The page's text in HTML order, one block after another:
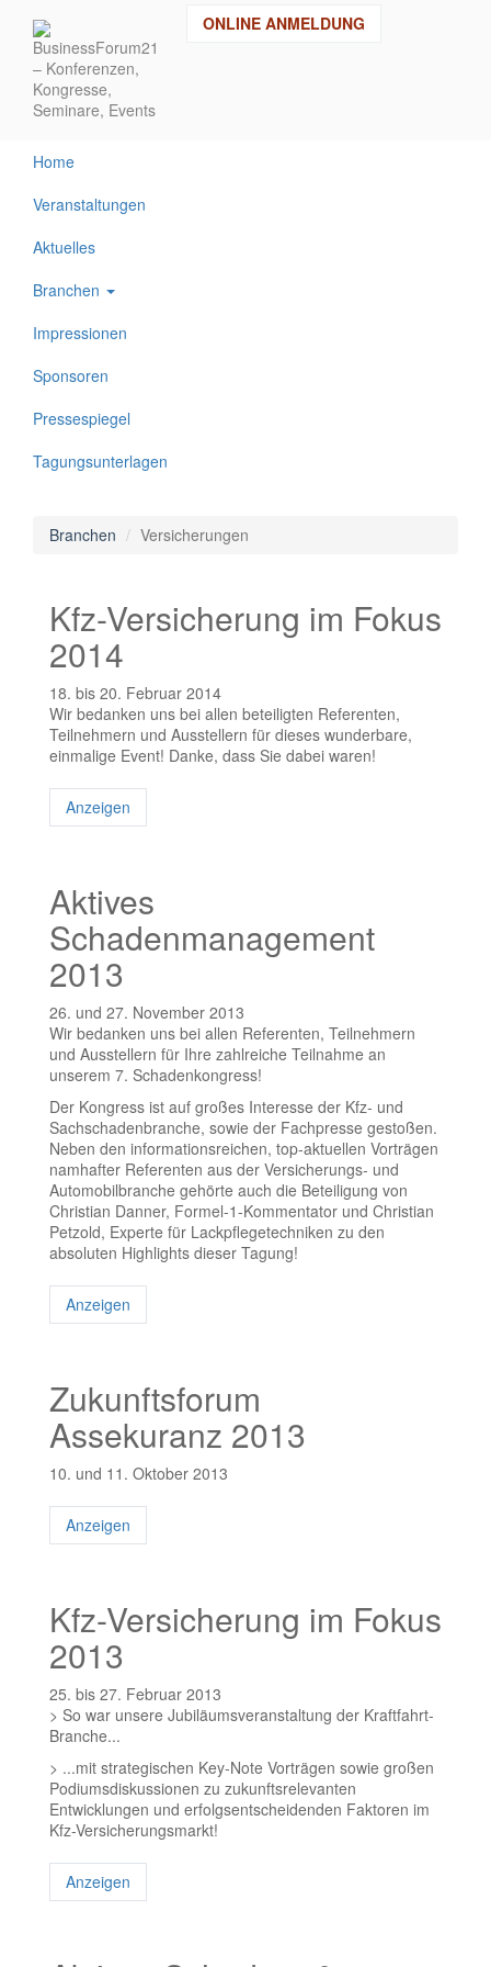
Inhalt
ONLINE ANMELDUNG
Home
Veranstaltungen
Aktuelles
Branchen
Impressionen
Sponsoren
Pressespiegel
Tagungsunterlagen
Branchen Versicherungen
Kfz-Versicherung im Fokus
2014
18. bis 20. Februar 2014
Wir bedanken uns bei allen beteiligten Referenten,
Teilnehmern und Ausstellern für dieses wunderbare,
einmalige Event! Danke, dass Sie dabei waren!
Anzeigen
Aktives
Schadenmanagement
2013
26. und 27. November 2013
Wir bedanken uns bei allen Referenten, Teilnehmern
und Ausstellern für Ihre zahlreiche Teilnahme an
unserem 7. Schadenkongress!
Der Kongress ist auf großes Interesse der Kfz- und
Sachschadenbranche, sowie der Fachpresse gestoßen.
Neben den informationsreichen, top-aktuellen Vorträgen
namhafter Referenten aus der Versicherungs- und
Automobilbranche gehörte auch die Beteiligung von
Christian Danner, Formel-1-Kommentator und Christian
Petzold, Experte für Lackpflegetechniken zu den
absoluten Highlights dieser Tagung!
Anzeigen
Zukunftsforum
Assekuranz 2013
10. und 11. Oktober 2013
Anzeigen
Kfz-Versicherung im Fokus
2013
25. bis 27. Februar 2013
> So war unsere Jubiläumsveranstaltung der Kraftfahrt-
Branche...
> ...mit strategischen Key-Note Vorträgen sowie großen
Podiumsdiskussionen zu zukunftsrelevanten
Entwicklungen und erfolgsentscheidenden Faktoren im
Kfz-Versicherungsmarkt!
Anzeigen